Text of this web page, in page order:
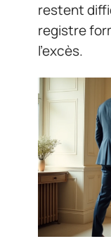
restent
registre
l’excès.